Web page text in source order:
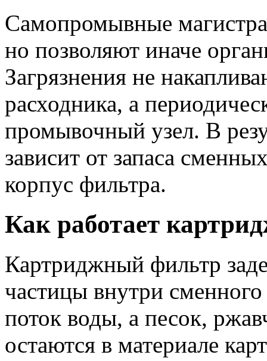
Самопромывные
но позволяют иначе
Загрязнения не
расходника, а
промывочный узел. В
зависит от запаса
корпус фильтра.
Как работает
Картриджный фильтр
частицы внутри
поток воды, а песок,
остаются в материале